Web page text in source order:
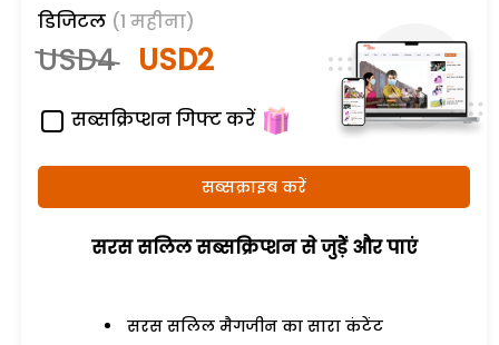
डिजिटल (1 महीना)
USD4 USD2
सब्सक्रिप्शन गिफ्ट करें
सब्सक्राइब करें
सरस सलिल सब्सक्रिप्शन से जुड़ेें और पाएं
सरस सलिल मैगजीन का सारा कंटेंट